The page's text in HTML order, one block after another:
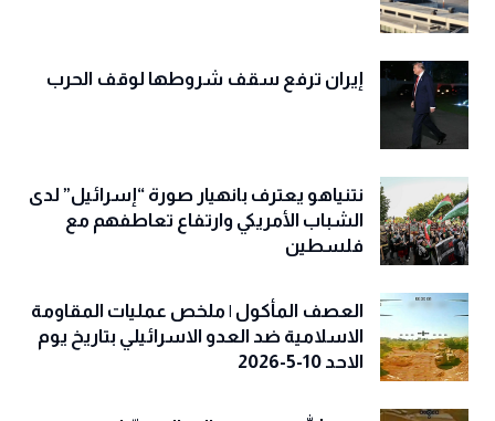
إيران ترفع سقف شروطها لوقف الحرب
نتنياهو يعترف بانهيار صورة “إسرائيل” لدى
الشباب الأمريكي وارتفاع تعاطفهم مع
فلسطين
العصف المأكول | ملخص عمليات المقاومة
الاسلامية ضد العدو الاسرائيلي بتاريخ يوم
الاحد 10-5-2026